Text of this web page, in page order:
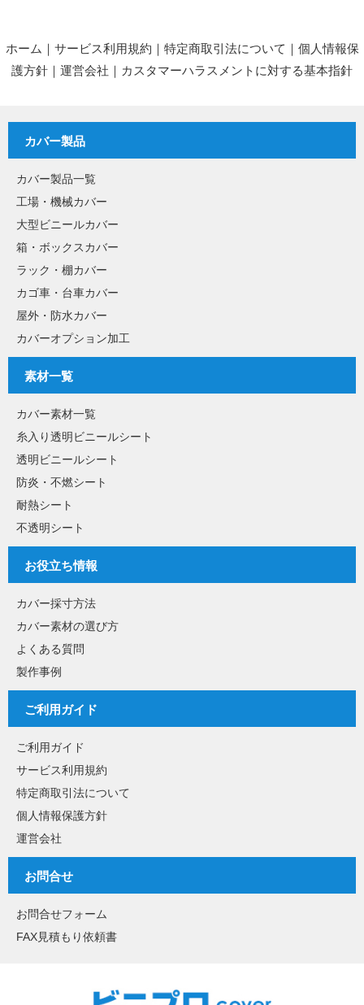
ホーム ｜ サービス利用規約 ｜ 特定商取引法について ｜ 個人情報保
護方針 ｜ 運営会社 ｜ カスタマーハラスメントに対する基本指針
カバー製品
カバー製品一覧
工場・機械カバー
大型ビニールカバー
箱・ボックスカバー
ラック・棚カバー
カゴ車・台車カバー
屋外・防水カバー
カバーオプション加工
素材一覧
カバー素材一覧
糸入り透明ビニールシート
透明ビニールシート
防炎・不燃シート
耐熱シート
不透明シート
お役立ち情報
カバー採寸方法
カバー素材の選び方
よくある質問
製作事例
ご利用ガイド
ご利用ガイド
サービス利用規約
特定商取引法について
個人情報保護方針
運営会社
お問合せ
お問合せフォーム
FAX見積もり依頼書